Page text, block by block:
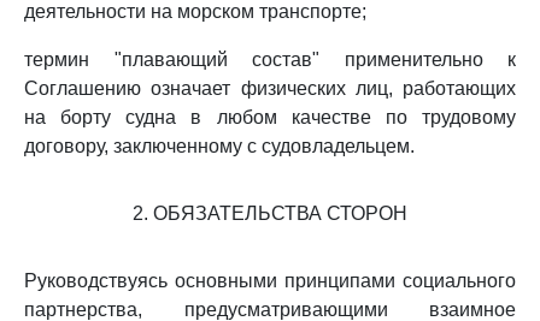
деятельности на морском транспорте;
термин "плавающий состав" применительно к
Соглашению означает физических лиц, работающих
на борту судна в любом качестве по трудовому
договору, заключенному с судовладельцем.
2. ОБЯЗАТЕЛЬСТВА СТОРОН
Руководствуясь основными принципами социального
партнерства, предусматривающими взаимное